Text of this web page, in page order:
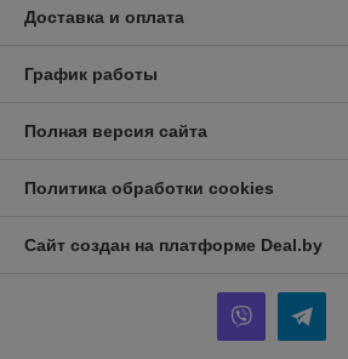
Доставка и оплата
График работы
Полная версия сайта
Политика обработки cookies
Сайт создан на платформе Deal.by